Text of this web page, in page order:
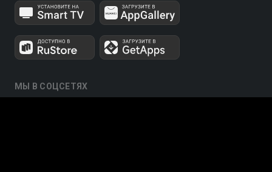
МЫ В СОЦСЕТЯХ